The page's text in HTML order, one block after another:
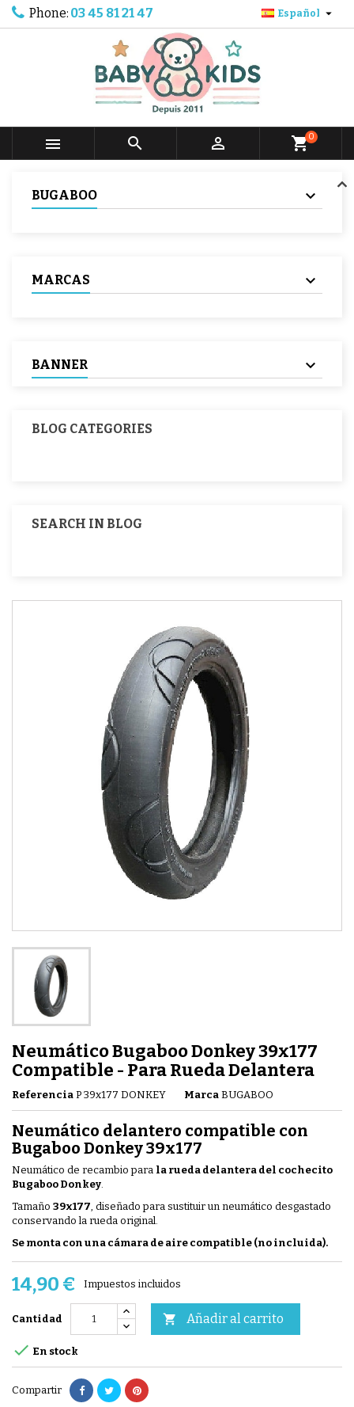
Phone: 03 45 81 21 47 Español 
   shopping_cart0
BUGABOO
MARCAS
BANNER
BLOG CATEGORIES
SEARCH IN BLOG
Neumático Bugaboo Donkey 39x177
Compatible - Para Rueda Delantera
Referencia P 39x177 DONKEY Marca BUGABOO
Neumático delantero compatible con
Bugaboo Donkey 39x177
Neumático de recambio para la rueda delantera del cochecito
Bugaboo Donkey
Tamaño 39x177 , diseñado para sustituir un neumático desgastado
conservando la rueda original.
Se monta con una cámara de aire compatible (no incluida).
14,90 € Impuestos incluidos
Cantidad  Añadir al carrito
 En stock
Compartir